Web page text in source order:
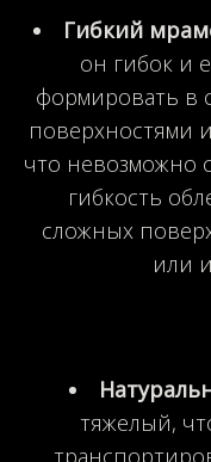
Гибкий
он гибок и
формировать в
поверхностями
что невозможно
гибкость
сложных
или
тяжелый,